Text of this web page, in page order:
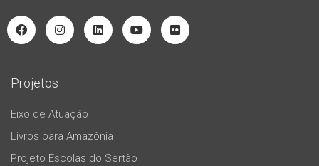
Projetos
Eixo de Atuação
Livros para Amazônia
Projeto Escolas do Sertão